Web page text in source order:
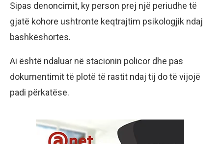
Sipas denoncimit, ky person prej një periudhe të
gjatë kohore ushtronte keqtrajtim psikologjik ndaj
bashkëshortes.
Ai është ndaluar në stacionin policor dhe pas
dokumentimit të plotë të rastit ndaj tij do të vijojë
padi përkatëse.